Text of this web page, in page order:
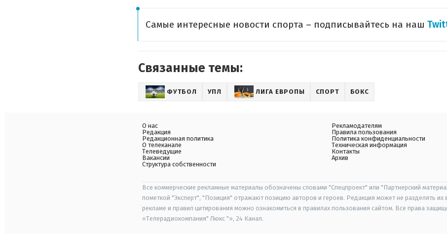
Самые интересные новости спорта – подписывайтесь на наш
Связанные темы:
ФУТБОЛ УПЛ ЛИГА ЕВРОПЫ СПОРТ БОКС
О нас
Редакция
Редакционная политика
О телеканале
Телеведущие
Вакансии
Структура собственности
Рекламодателям
Правила пользования
Политика конфиденциальности
Техническая информация
Контакты
Архив
Все коммерческие рекламные материалы обозначены словами "Спецпроект" или "Партнерский
пометкой "Эксперт", "Позиция" отражают позицию авторов и героев. Редакция может не разделять
рекламе и правил цитирования можно ознакомиться в правилах пользования сайтом. Все права
«Телерадиокомпания" Люкс "», 24 Канал.